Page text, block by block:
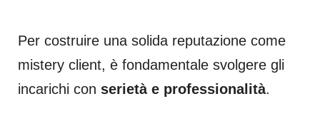
Per costruire una solida reputazione come
mistery client, è fondamentale svolgere gli
incarichi con serietà e professionalità.